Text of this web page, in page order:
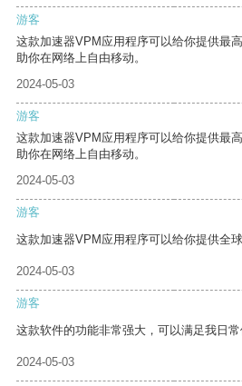
游客
这款加速器VPM应用程序可以给你提供最
助你在网络上自由移动。
2024-05-03
游客
这款加速器VPM应用程序可以给你提供最
助你在网络上自由移动。
2024-05-03
游客
这款加速器VPM应用程序可以给你提供全
2024-05-03
游客
这款软件的功能非常强大，可以满足我日常
2024-05-03